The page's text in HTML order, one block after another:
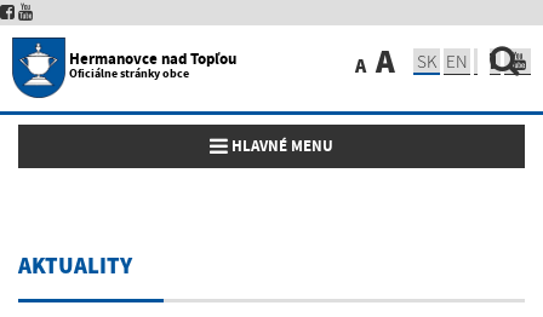
Hermanovce nad Topľou
Oficiálne stránky obce A A SK EN
Toggle navigation
HLAVNÉ MENU
AKTUALITY